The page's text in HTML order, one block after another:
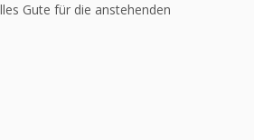
Gute für die anstehenden